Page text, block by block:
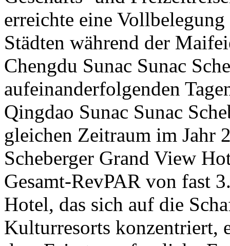
erreichte eine
Städten während der
Chengdu Sunac Sunac
aufeinanderfolgenden
Qingdao Sunac Sunac
gleichen Zeitraum im Jahr
Scheberger Grand View
Gesamt-RevPAR von fast
Hotel, das sich auf die
Kulturresorts konzentriert,